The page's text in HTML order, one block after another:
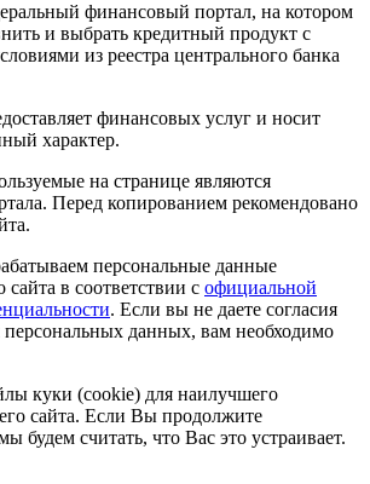
финансовый портал, на котором
и выбрать кредитный продукт с
из реестра центрального банка
финансовых услуг и носит
характер.
на странице являются
Перед копированием рекомендовано
персональные данные
в соответствии с официальной
. Если вы не даете согласия
персональных данных, вам необходимо
куки (cookie) для наилучшего
сайта. Если Вы продолжите
будем считать, что Вас это устраивает.